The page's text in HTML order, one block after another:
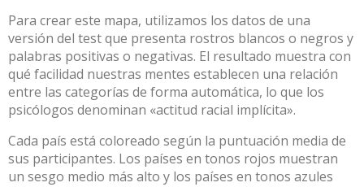
Para crear este mapa, utilizamos los datos de una
versión del test que presenta rostros blancos o negros y
palabras positivas o negativas. El resultado muestra con
qué facilidad nuestras mentes establecen una relación
entre las categorías de forma automática, lo que los
psicólogos denominan «actitud racial implícita».
Cada país está coloreado según la puntuación media de
sus participantes. Los países en tonos rojos muestran
un sesgo medio más alto y los países en tonos azules